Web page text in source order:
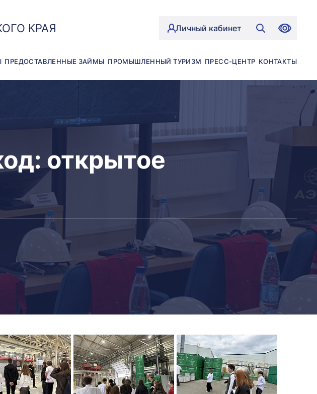
КРАЯ Личный кабинет
ПРЕДОСТАВЛЕННЫЕ ЗАЙМЫ ПРОМЫШЛЕННЫЙ ТУРИЗМ ПРЕСС-ЦЕНТР КОНТАКТЫ
открытое